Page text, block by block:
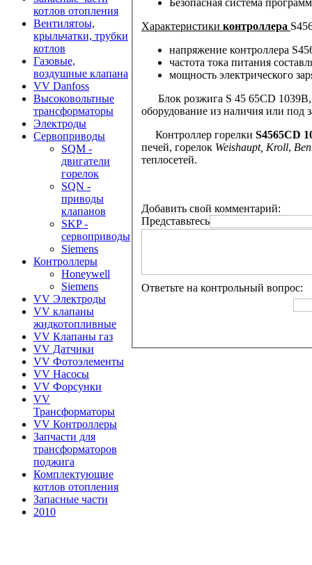
котлов отопления
Вентилятоы,
крыльчатки, трубки
котлов
Газовые,
воздушные клапана
VV Danfoss
Высоковольтные
трансформаторы
Электроды
Сервоприводы
SQM -
двигатели
горелок
SQN -
приводы
клапанов
SKP -
сервоприводы
Siemens
Контроллеры
Honeywell
Siemens
VV Электроды
VV клапаны
жидкотопливные
VV Клапаны газ
VV Датчики
VV Фотоэлементы
VV Насосы
VV Форсунки
VV
Трансформаторы
VV Контроллеры
Запчасти для
трансформаторов
поджига
Комплектующие
котлов отопления
Запасные части
2010
Характеристики контроллера
напряжение контроллера
частота тока питания
мощность электрического
Блок розжига S 45 65CD 1039B
оборудование из наличия или под
Контроллер горелки S4565CD
печей, горелок Weishaupt, Kroll,
теплосетей.
Добавить свой комментарий:
Представьтесь
Ответьте на контрольный вопрос: